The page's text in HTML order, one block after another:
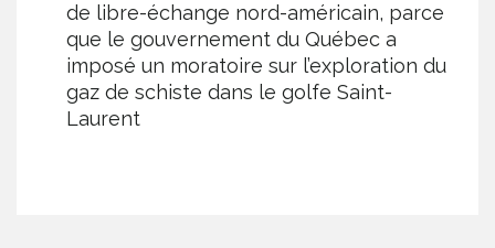
de libre-échange nord-américain, parce
que le gouvernement du Québec a
imposé un moratoire sur l’exploration du
gaz de schiste dans le golfe Saint-
Laurent